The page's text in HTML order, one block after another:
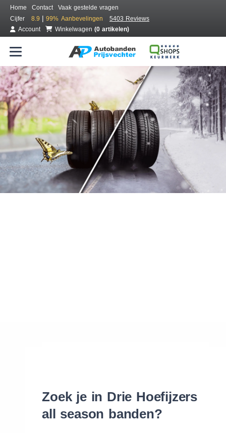
Home Contact
Vaak gestelde vragen
Cijfer
8.9 | 99% Aanbevelingen
5403 Reviews
Account
Winkelwagen (0 artikelen)
Bestel voordelig all season banden
Gratis bezorgd of montage bij jou in de buurt
Seizoen:
Merken:
Zoek je in Drie Hoefijzers
all season banden?